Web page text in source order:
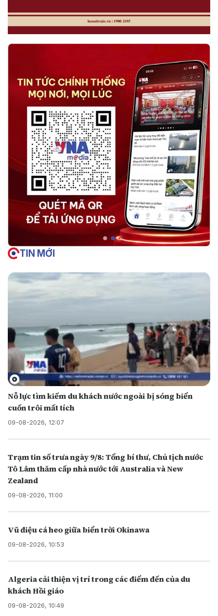
TIN MỚI
Nỗ lực tìm kiếm du khách nước ngoài bị sóng biển
cuốn trôi mất tích
09-08-2026, 12:07
Trạm tin số trưa ngày 9/8: Tổng bí thư, Chủ tịch nước
Tô Lâm thăm cấp nhà nước tới Australia và New
Zealand
09-08-2026, 11:00
Vũ điệu cá heo giữa biển trời Okinawa
09-08-2026, 10:53
Algeria cải thiện vị trí trong các điểm đến của du
khách Hồi giáo
09-08-2026, 10:49